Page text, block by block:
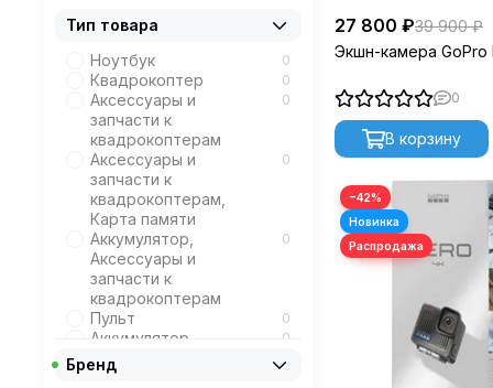
27 800 ₽39 900 ₽
Экшн-камера GoPro
0
В корзину
−42%
Тип товара
Ноутбук
0
Квадрокоптер 0
Аксессуары и
запчасти к
квадрокоптерам
0
Аксессуары и
запчасти к
квадрокоптерам,
Карта памяти
0
Аккумулятор,
Аксессуары и
запчасти к
квадрокоптерам
0
Пульт 0
Аккумулятор 0
FPV очки, Пульт 0
Детектор БПЛА
Бренд